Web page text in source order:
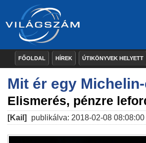
FŐOLDAL HÍREK ÚTIKÖNYVEK HELYETT
Mit ér egy
Elismerés, pénzre
[Kail] publikálva: 2018-02-08 08:08:00 |